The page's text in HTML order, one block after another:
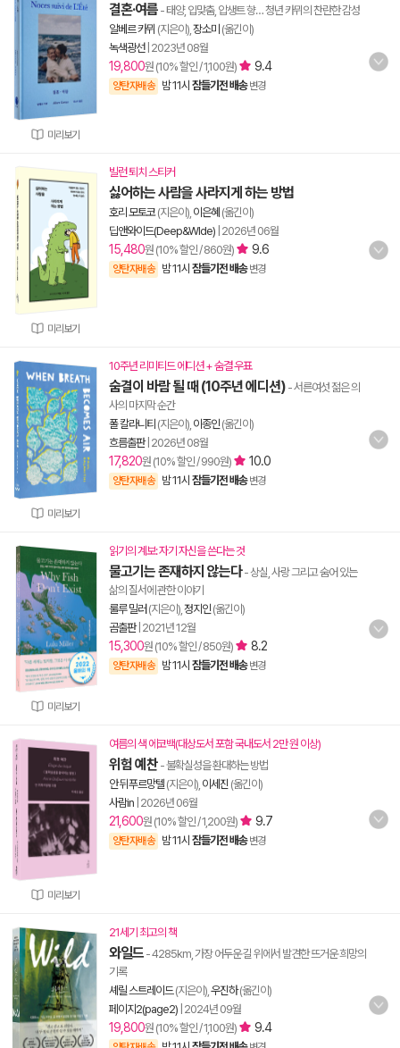
미리보기
결혼·여름 - 태양, 입맞춤, 압생트 향… 청년 카뮈의 찬란한 감성
알베르 카뮈 (지은이), 장소미 (옮긴이)
녹색광선| 2023년 08월
19,800원 (10% 할인 / 1,100원) 9.4
양탄자배송 밤 11시 잠들기전 배송 변경
미리보기
빌런 퇴치 스티커
싫어하는 사람을 사라지게 하는 방법
호리 모토코(지은이), 이은혜 (옮긴이)
딥앤와이드(Deep&WIde) 2026년 06월
15,480원 (10% 할인 / 860원) 9.6
양탄자배송 밤 11시 잠들기전 배송 변경
미리보기
10주년 리미티드 에디션 + 숨결 우표
숨결이 바람 될 때 (10주년 에디션) - 서른여섯 젊은 의
사의 마지막 순간
폴 칼라니티 (지은이), 이종인 (옮긴이)
흐름출판| 2026년 08월
17,820원 (10% 할인 / 990원) 10.0
양탄자배송 밤 11시 잠들기전 배송 변경
미리보기
읽기의 계보: 자기 자신을 쓴다는 것
물고기는 존재하지 않는다- 상실, 사랑 그리고 숨어 있는
삶의 질서에 관한 이야기
룰루 밀러 (지은이), 정지인 (옮긴이)
곰출판| 2021년 12월
15,300원 (10% 할인 / 850원) 8.2
양탄자배송 밤 11시 잠들기전 배송 변경
미리보기
여름의 색 에코백(대상도서 포함 국내도서 2만 원 이상)
위험 예찬 - 불확실성을 환대하는 방법
안 뒤푸르망텔 (지은이), 이세진 (옮긴이)
사람in 2026년 06월
21,600원 (10% 할인 / 1,200원) 9.7
양탄자배송 밤 11시 잠들기전 배송 변경
21세기 최고의 책
와일드 - 4285km, 가장 어두운 길 위에서 발견한 뜨거운 희망의
기록
셰릴 스트레이드(지은이), 우진하(옮긴이)
페이지2(page2) 2024년 09월
19,800원 (10% 할인 / 1,100원) 9.4